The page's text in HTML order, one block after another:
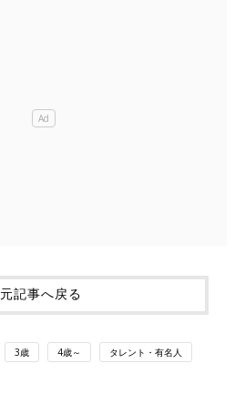
元記事へ戻る
3歳 4歳～ タレント・有名人